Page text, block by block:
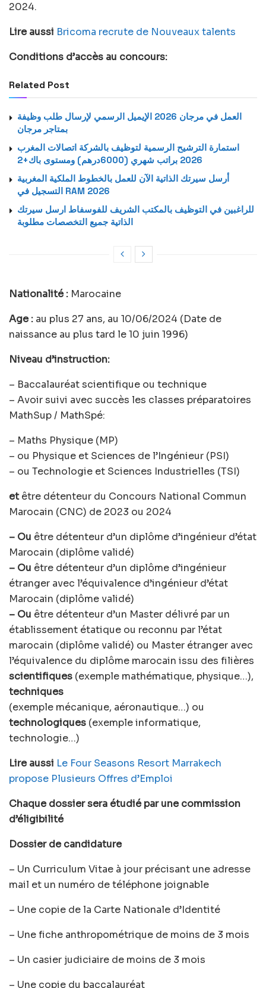
2024.
Lire aussi Bricoma recrute de Nouveaux talents
Conditions d’accès au concours:
Related Post
العمل في مرجان 2026 الإيميل الرسمي لإرسال طلب وظيفة
بمتاجر مرجان
استمارة الترشيح الرسمية لتوظيف بالشركة اتصالات المغرب
2026 براتب شهري (6000درهم) ومستوى باك+2
أرسل سيرتك الذاتية الآن للعمل بالخطوط الملكية المغربية
التسجيل في RAM 2026
للراغبين في التوظيف بالمكتب الشريف للفوسفاط ارسل سيرتك
الذاتية جميع التخصصات مطلوبة
Nationalité : Marocaine
Age : au plus 27 ans, au 10/06/2024 (Date de
naissance au plus tard le 10 juin 1996)
Niveau d’instruction:
– Baccalauréat scientifique ou technique
– Avoir suivi avec succès les classes préparatoires
MathSup / MathSpé:
– Maths Physique (MP)
– ou Physique et Sciences de l’Ingénieur (PSI)
– ou Technologie et Sciences Industrielles (TSI)
etêtre détenteur du Concours National Commun
Marocain (CNC) de 2023 ou 2024
– Ou être détenteur d’un diplôme d’ingénieur d’état
Marocain (diplôme validé)
– Ou être détenteur d’un diplôme d’ingénieur
étranger avec l’équivalence d’ingénieur d’état
Marocain (diplôme validé)
– Ou être détenteur d’un Master délivré par un
établissement étatique ou reconnu par l’état
marocain (diplôme validé) ou Master étranger avec
l’équivalence du diplôme marocain issu des filières
scientifiques (exemple mathématique, physique…),
techniques
(exemple mécanique, aéronautique…) ou
technologiques (exemple informatique,
technologie…)
Lire aussi Le Four Seasons Resort Marrakech
propose Plusieurs Offres d’Emploi
Chaque dossier sera étudié par une commission
d’éligibilité
Dossier de candidature
– Un Curriculum Vitae à jour précisant une adresse
mail et un numéro de téléphone joignable
– Une copie de la Carte Nationale d’Identité
– Une fiche anthropométrique de moins de 3 mois
– Un casier judiciaire de moins de 3 mois
– Une copie du baccalauréat